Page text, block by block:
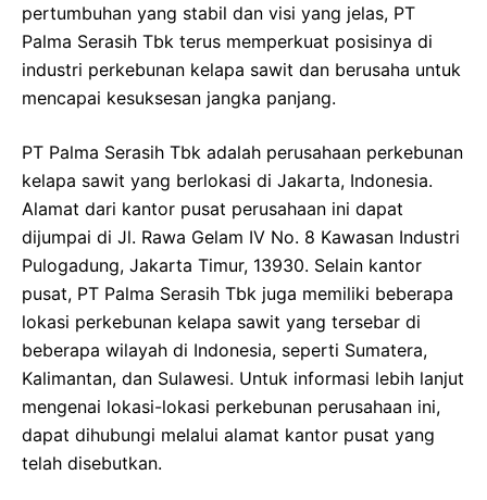
pertumbuhan yang stabil dan visi yang jelas, PT
Palma Serasih Tbk terus memperkuat posisinya di
industri perkebunan kelapa sawit dan berusaha untuk
mencapai kesuksesan jangka panjang.
PT Palma Serasih Tbk adalah perusahaan perkebunan
kelapa sawit yang berlokasi di Jakarta, Indonesia.
Alamat dari kantor pusat perusahaan ini dapat
dijumpai di Jl. Rawa Gelam IV No. 8 Kawasan Industri
Pulogadung, Jakarta Timur, 13930. Selain kantor
pusat, PT Palma Serasih Tbk juga memiliki beberapa
lokasi perkebunan kelapa sawit yang tersebar di
beberapa wilayah di Indonesia, seperti Sumatera,
Kalimantan, dan Sulawesi. Untuk informasi lebih lanjut
mengenai lokasi-lokasi perkebunan perusahaan ini,
dapat dihubungi melalui alamat kantor pusat yang
telah disebutkan.